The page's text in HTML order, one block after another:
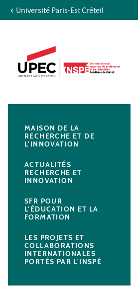
Aller au contenu
Recherche
Navigation secondaire
Université Paris-Est Créteil
MAISON DE LA
RECHERCHE ET DE
L'INNOVATION
ACTUALITÉS
RECHERCHE ET
INNOVATION
SFR POUR
L'ÉDUCATION ET LA
FORMATION
LES PROJETS ET
COLLABORATIONS
INTERNATIONALES
PORTÉS PAR L'INSPÉ